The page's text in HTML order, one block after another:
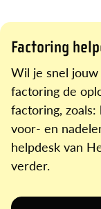
Factoring
Wil je snel
factoring de
factoring,
voor- en
helpdesk van
verder.